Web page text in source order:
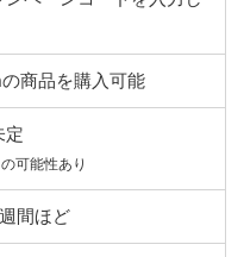
商品を購入可能
定
可能性あり
間ほど